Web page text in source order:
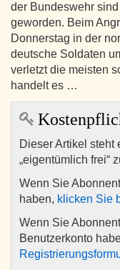
der Bundeswehr
geworden. Beim
Donnerstag in der
deutsche Soldaten
verletzt die meisten
handelt es …
Dieser Artikel steht
„eigentümlich frei“
Wenn Sie
haben, klicken Sie
Wenn Sie
Benutzerkonto